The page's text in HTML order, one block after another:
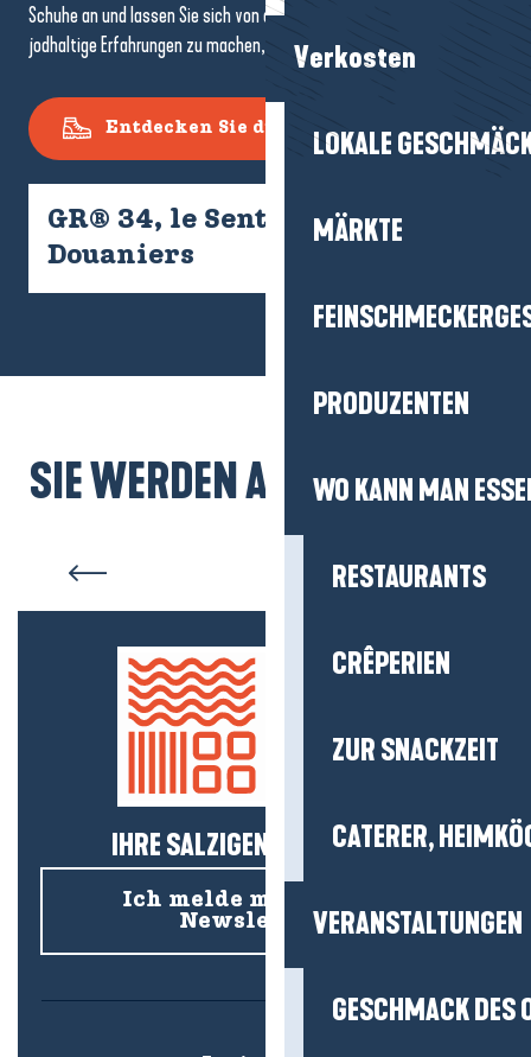
Verkosten
LOKALE
MÄRKTE
PRODUZENTEN
WO KANN MAN
RESTAURANTS
CRÊPERIEN
ZUR SNACKZEIT
CATERER,
VERANSTALTUNGEN
GESCHMACK DES
Schuhe an und lassen Sie sich von den Pfaden leiten, um einzigartige,
jodhaltige Erfahrungen zu machen, ganz nach Lust und Laune.
Entdecken Sie die Wanderrouten
GR® 34, le Sentier des
Douaniers
SIE WERDEN AUCH MÖGEN...
Herbstwochenende mit der
Familie
IHRE SALZIGEN NEUIGKEITEN!
Ich melde mich für den
Newsletter an